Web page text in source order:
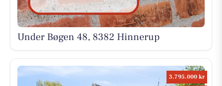
Under Bøgen 48, 8382 Hinnerup
3.795.000 kr